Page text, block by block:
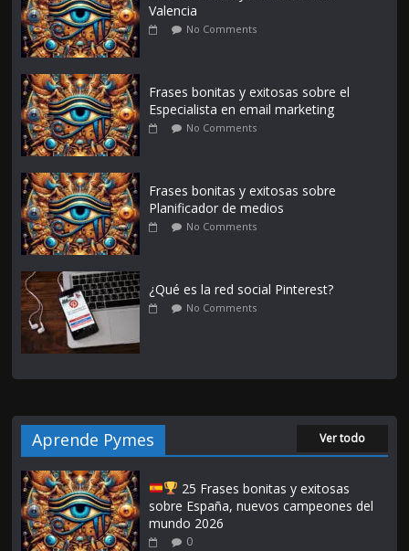
Valencia
No Comments
Frases bonitas y exitosas sobre el
Especialista en email marketing
No Comments
Frases bonitas y exitosas sobre
Planificador de medios
No Comments
¿Qué es la red social Pinterest?
No Comments
Aprende Pymes Ver todo
25 Frases bonitas y exitosas
sobre España, nuevos campeones del
mundo 2026
0